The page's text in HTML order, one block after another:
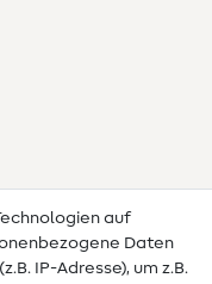
auf
Daten
IP-Adresse), um z.B.